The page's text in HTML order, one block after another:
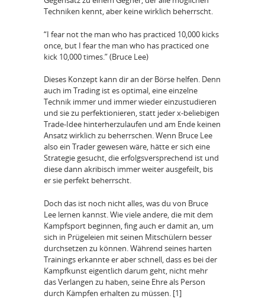
Techniken kennt, aber keine wirklich beherrscht.
“I fear not the man who has practiced 10,000 kicks
once, but I fear the man who has practiced one
kick 10,000 times.” (Bruce Lee)
Dieses Konzept kann dir an der Börse helfen. Denn
auch im Trading ist es optimal, eine einzelne
Technik immer und immer wieder einzustudieren
und sie zu perfektionieren, statt jeder x-beliebigen
Trade-Idee hinterherzulaufen und am Ende keinen
Ansatz wirklich zu beherrschen. Wenn Bruce Lee
also ein Trader gewesen wäre, hätte er sich eine
Strategie gesucht, die erfolgsversprechend ist und
diese dann akribisch immer weiter ausgefeilt, bis
er sie perfekt beherrscht.
Doch das ist noch nicht alles, was du von Bruce
Lee lernen kannst. Wie viele andere, die mit dem
Kampfsport beginnen, fing auch er damit an, um
sich in Prügeleien mit seinen Mitschülern besser
durchsetzen zu können. Während seines harten
Trainings erkannte er aber schnell, dass es bei der
Kampfkunst eigentlich darum geht, nicht mehr
das Verlangen zu haben, seine Ehre als Person
durch Kämpfen erhalten zu müssen. [1]